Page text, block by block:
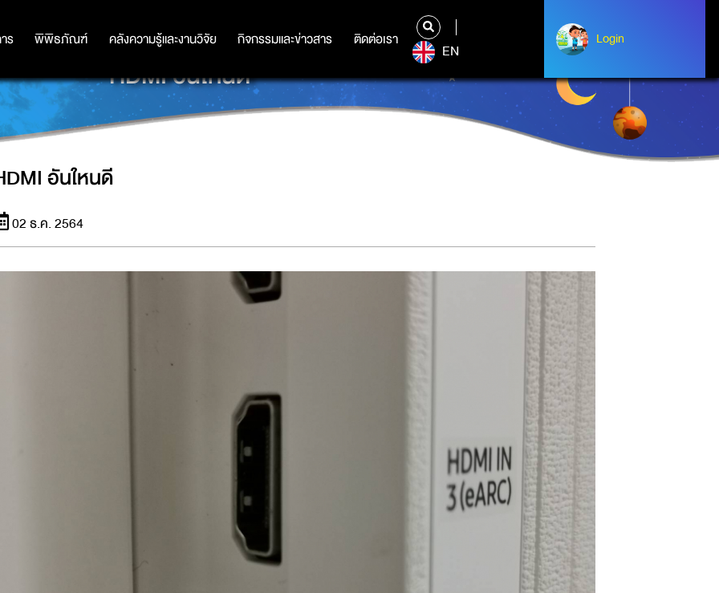
ร พิพิธภัณฑ์ คลังความรู้และงานวิจัย กิจกรรมและข่าวสาร ติดต่อเรา
ร พิพิธภัณฑ์ คลังความรู้และงานวิจัย กิจกรรมและข่าวสาร ติดต่อเรา
EN
Login
Login
HDMI อันใหนดี
อันใหนดี
02 ธ.ค. 2564